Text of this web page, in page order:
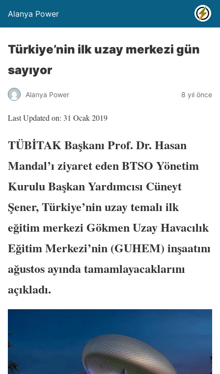
Alanya Power
Türkiye’nin ilk uzay merkezi gün
sayıyor
Alanya Power 8 yıl önce
Last Updated on: 31 Ocak 2019
TÜBİTAK Başkanı Prof. Dr. Hasan
Mandal’ı ziyaret eden BTSO Yönetim
Kurulu Başkan Yardımcısı Cüneyt
Şener, Türkiye’nin uzay temalı ilk
eğitim merkezi Gökmen Uzay Havacılık
Eğitim Merkezi’nin (GUHEM) inşaatını
ağustos ayında tamamlayacaklarını
açıkladı.